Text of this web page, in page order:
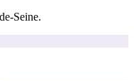
Seine.